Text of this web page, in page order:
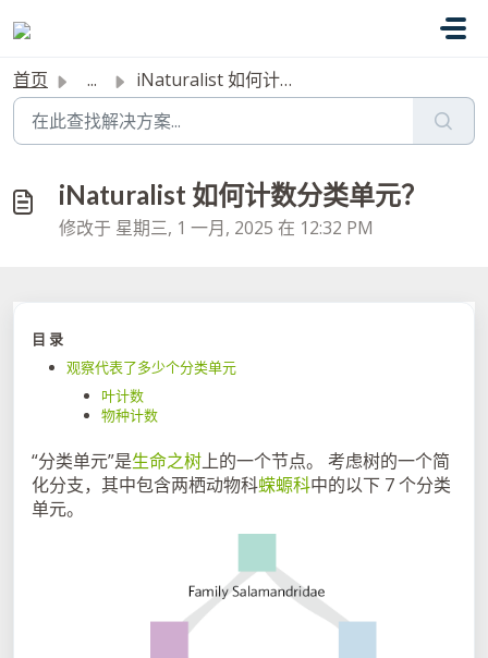
首页 ... iNaturalist 如何计数分类单元？
iNaturalist 如何计数分类单元？
修改于 星期三, 1 一月, 2025 在 12:32 PM
目 录
观察代表了多少个分类单元
叶计数
物种计数
“分类单元”是生命之树上的一个节点。 考虑树的一个简
化分支，其中包含两栖动物科蝾螈科中的以下 7 个分类
单元。